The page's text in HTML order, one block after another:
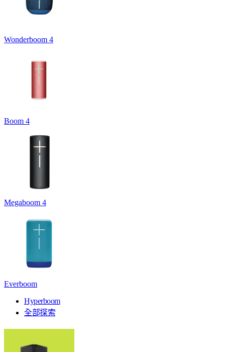
Wonderboom 4
Boom 4
Megaboom 4
Everboom
Hyperboom
全部探索